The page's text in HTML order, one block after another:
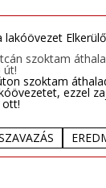
lakóövezet
szoktam
út!
szoktam
ezzel
ott!